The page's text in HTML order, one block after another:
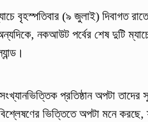
বৃহস্পতিবার (৯ জুলাই) দিবাগত
নকআউট পর্বের শেষ দুটি
প্রতিষ্ঠান অপটা তাদের
ভিত্তিতে অপটা মনে করছে,